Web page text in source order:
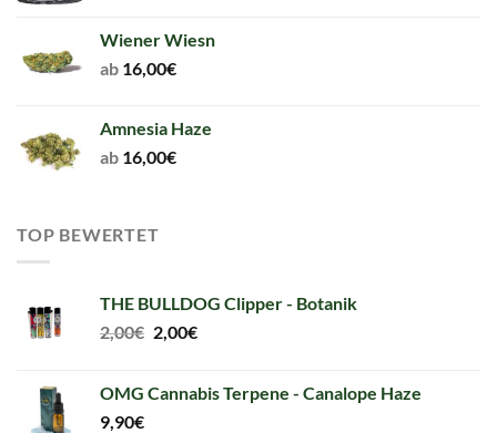
Wiener Wiesn
ab 16,00€
Amnesia Haze
ab 16,00€
TOP BEWERTET
THE BULLDOG Clipper - Botanik
2,00€ Original
2,00€.
2,00€Current
2,00€.
OMG Cannabis Terpene - Canalope Haze
9,90€